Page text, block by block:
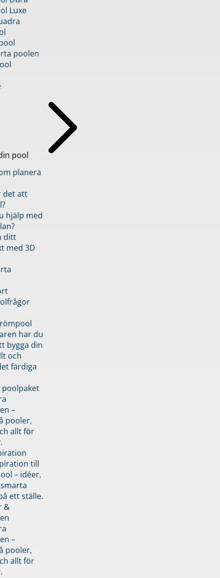
Luxe
poolen
pool
planera
det att
hjälp med
ditt
med 3D
har du
bygga din
och
färdiga
–
pooler,
allt för
till
– idéer,
ett ställe.
&
–
pooler,
allt för